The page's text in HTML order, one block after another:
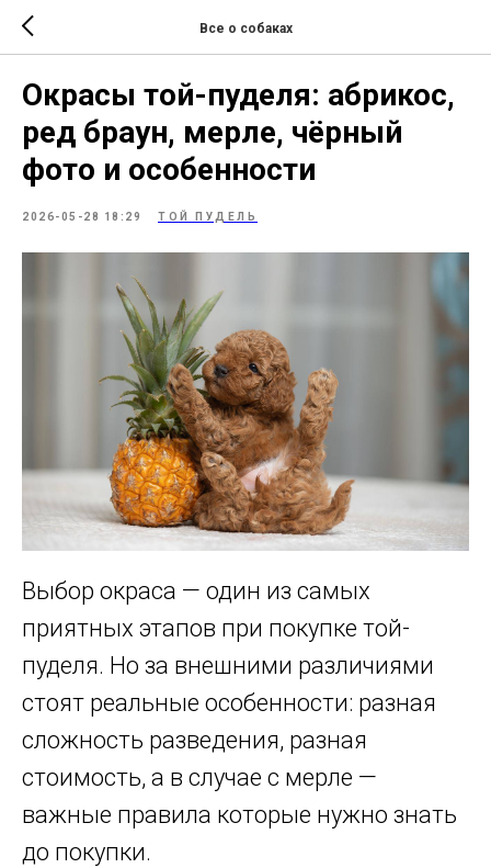
Все о собаках
Окрасы той-пуделя: абрикос,
ред браун, мерле, чёрный
фото и особенности
2026-05-28 18:29 ТОЙ ПУДЕЛЬ
Выбор окраса — один из самых
приятных этапов при покупке той-
пуделя. Но за внешними различиями
стоят реальные особенности: разная
сложность разведения, разная
стоимость, а в случае с мерле —
важные правила которые нужно знать
до покупки.